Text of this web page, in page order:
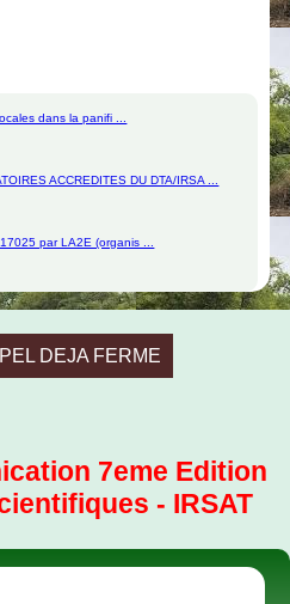
dans la panifi ...
ACCREDITES DU DTA/IRSA ...
par LA2E (organis ...
DEJA FERME
7eme Edition
- IRSAT